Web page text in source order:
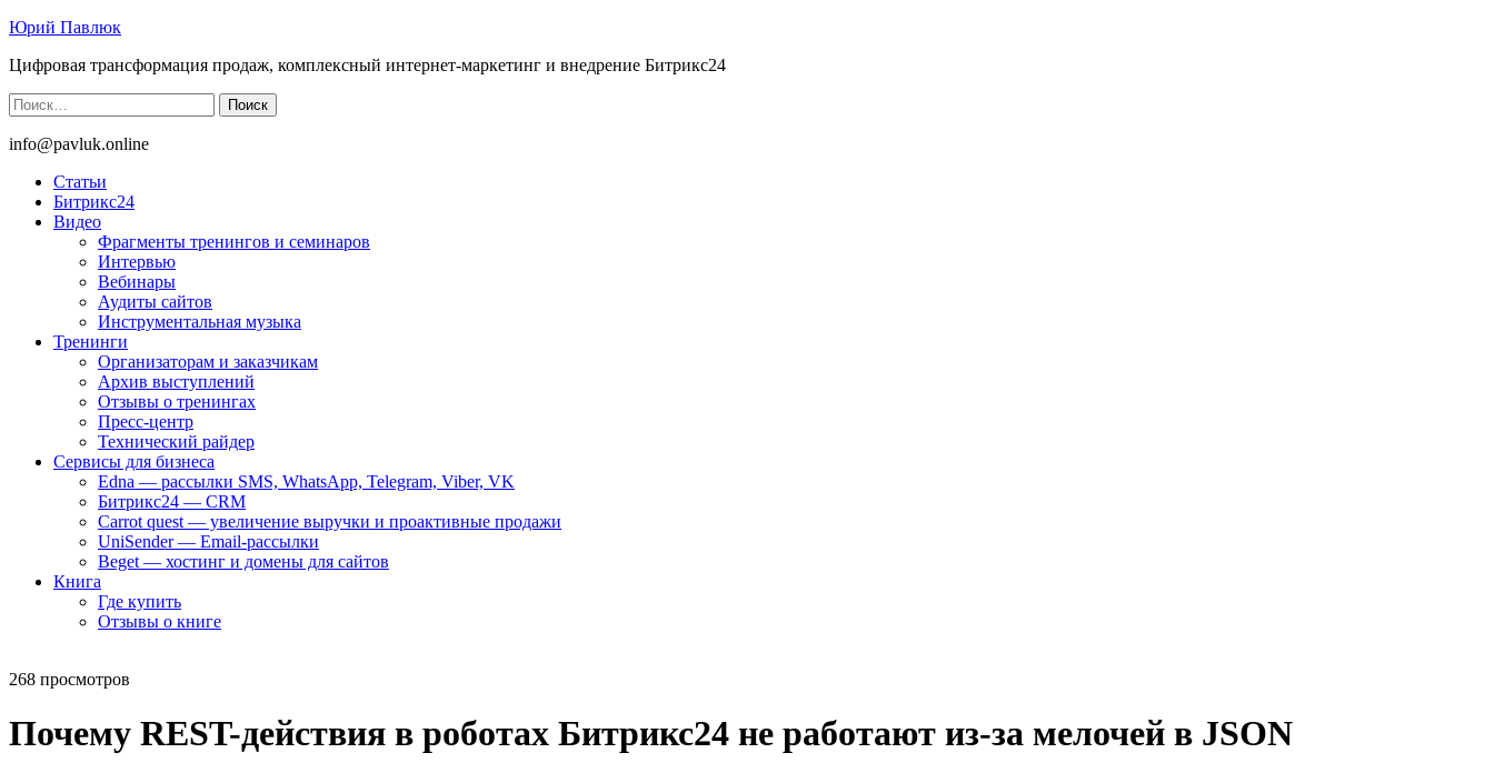
Юрий Павлюк
Цифровая трансформация продаж, комплексный интернет-маркетинг и внедрение Битрикс24
Найти:
info@pavluk.online
Статьи
Битрикс24
Видео
Фрагменты тренингов и семинаров
Интервью
Вебинары
Аудиты сайтов
Инструментальная музыка
Тренинги
Организаторам и заказчикам
Архив выступлений
Отзывы о тренингах
Пресс-центр
Технический райдер
Сервисы для бизнеса
Edna — рассылки SMS, WhatsApp, Telegram, Viber, VK
Битрикс24 — CRM
Carrot quest — увеличение выручки и проактивные продажи
UniSender — Email-рассылки
Beget — хостинг и домены для сайтов
Книга
Где купить
Отзывы о книге
268 просмотров
Почему REST-действия в роботах Битрикс24 не работают из-за мелочей в JSON